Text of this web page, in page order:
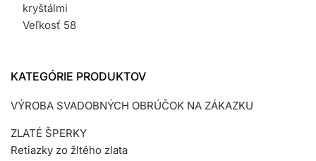
kryštálmi
Veľkosť 58
KATEGÓRIE PRODUKTOV
VÝROBA SVADOBNÝCH OBRÚČOK NA ZÁKAZKU
ZLATÉ ŠPERKY
Retiazky zo žltého zlata